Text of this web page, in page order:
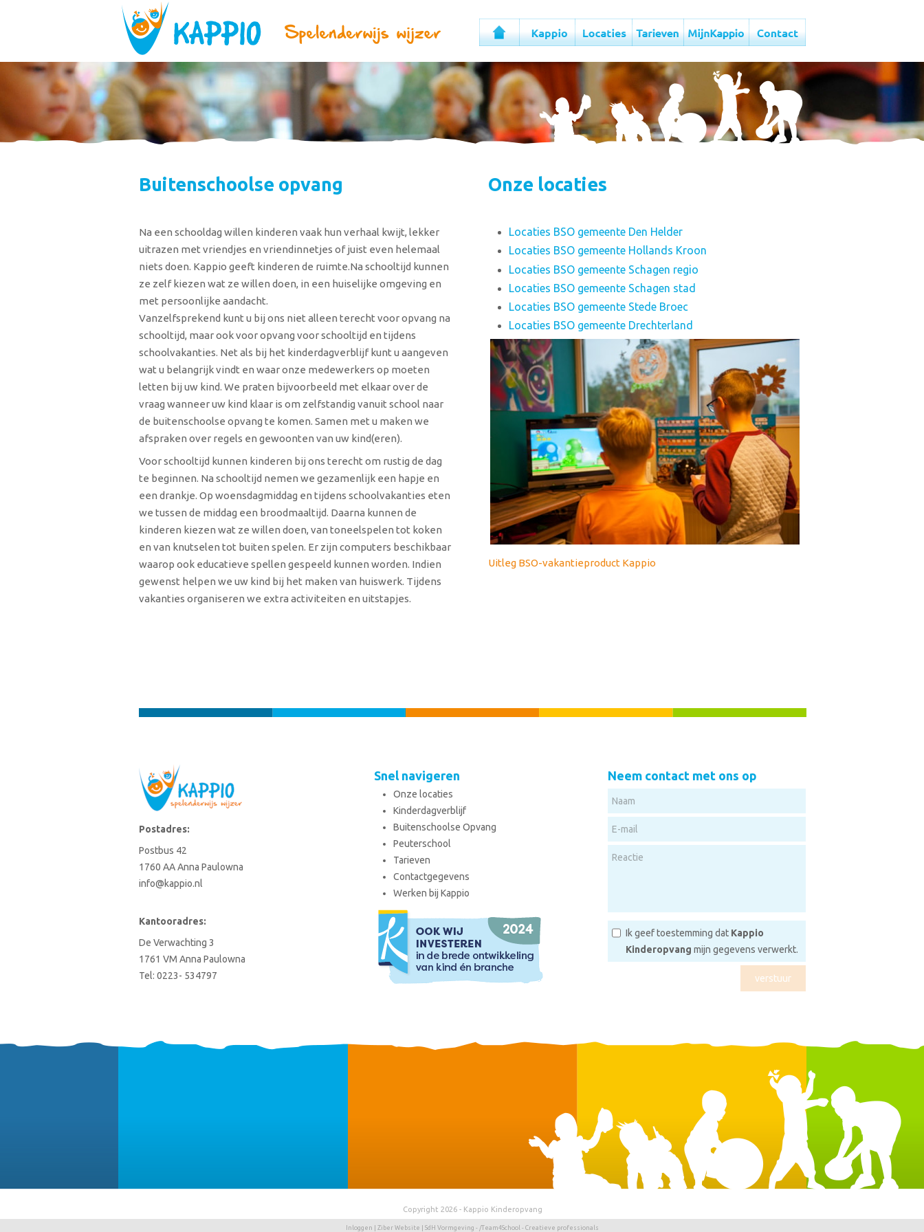
Buitenschoolse opvang
Na een schooldag willen kinderen vaak hun verhaal kwijt, lekker
uitrazen met vriendjes en vriendinnetjes of juist even helemaal
niets doen. Kappio geeft kinderen de ruimte.Na schooltijd kunnen
ze zelf kiezen wat ze willen doen, in een huiselijke omgeving en
met persoonlijke aandacht.
Vanzelfsprekend kunt u bij ons niet alleen terecht voor opvang na
schooltijd, maar ook voor opvang voor schooltijd en tijdens
schoolvakanties. Net als bij het kinderdagverblijf kunt u aangeven
wat u belangrijk vindt en waar onze medewerkers op moeten
letten bij uw kind. We praten bijvoorbeeld met elkaar over de
vraag wanneer uw kind klaar is om zelfstandig vanuit school naar
de buitenschoolse opvang te komen. Samen met u maken we
afspraken over regels en gewoonten van uw kind(eren).
Voor schooltijd kunnen kinderen bij ons terecht om rustig de dag
te beginnen. Na schooltijd nemen we gezamenlijk een hapje en
een drankje. Op woensdagmiddag en tijdens schoolvakanties eten
we tussen de middag een broodmaaltijd. Daarna kunnen de
kinderen kiezen wat ze willen doen, van toneelspelen tot koken
en van knutselen tot buiten spelen. Er zijn computers beschikbaar
waarop ook educatieve spellen gespeeld kunnen worden. Indien
gewenst helpen we uw kind bij het maken van huiswerk. Tijdens
vakanties organiseren we extra activiteiten en uitstapjes.
Onze locaties
Locaties BSO gemeente Den Helder
Locaties BSO gemeente Hollands Kroon
Locaties BSO gemeente Schagen regio
Locaties BSO gemeente Schagen stad
Locaties BSO gemeente Stede Broec
Locaties BSO gemeente Drechterland
Uitleg BSO-vakantieproduct Kappio
Postadres:
Postbus 42
1760 AA Anna Paulowna
info@kappio.nl
Kantooradres:
De Verwachting 3
1761 VM Anna Paulowna
Tel: 0223- 534797
Snel navigeren
Onze locaties
Kinderdagverblijf
Buitenschoolse Opvang
Peuterschool
Tarieven
Contactgegevens
Werken bij Kappio
Neem contact met ons op
Ik geef toestemming dat Kappio
Kinderopvang mijn gegevens verwerkt.
Copyright 2026 - Kappio Kinderopvang
Inloggen Ziber Website | SdH Vormgeving - /Team4School - Creatieve professionals